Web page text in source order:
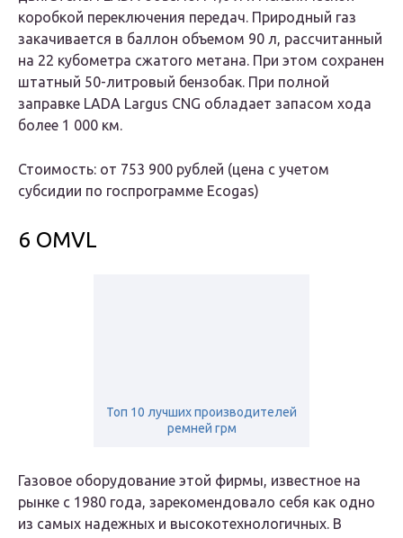
коробкой переключения передач. Природный газ
закачивается в баллон объемом 90 л, рассчитанный
на 22 кубометра сжатого метана. При этом сохранен
штатный 50-литровый бензобак. При полной
заправке LADA Largus CNG обладает запасом хода
более 1 000 км.
Стоимость: от 753 900 рублей (цена с учетом
субсидии по госпрограмме Ecogas)
6 OMVL
Топ 10 лучших производителей
ремней грм
Газовое оборудование этой фирмы, известное на
рынке с 1980 года, зарекомендовало себя как одно
из самых надежных и высокотехнологичных. В